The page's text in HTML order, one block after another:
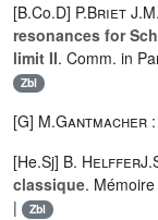
[B.Co.D] P.Briet
resonances for
limit II. Comm. in
Zbl
[G] M.Gantmacher :
[He.Sj] B. Helffer
classique.
| Zbl